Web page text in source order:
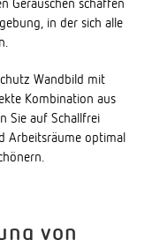
Geräuschen schaffen
in der sich alle
Wandbild mit
Kombination aus
Sie auf Schallfrei
Arbeitsräume optimal
von